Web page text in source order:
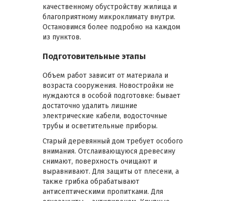
качественному обустройству жилища и
благоприятному микроклимату внутри.
Остановимся более подробно на каждом
из пунктов.
Подготовительные этапы
Объем работ зависит от материала и
возраста сооружения. Новостройки не
нуждаются в особой подготовке: бывает
достаточно удалить лишние
электрические кабели, водосточные
трубы и осветительные приборы.
Старый деревянный дом требует особого
внимания. Отслаивающуюся древесину
снимают, поверхность очищают и
выравнивают. Для защиты от плесени, а
также грибка обрабатывают
антисептическими пропитками. Для